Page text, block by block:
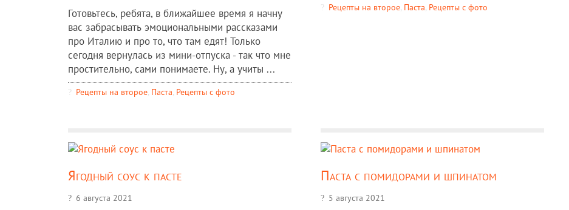
Готовьтесь, ребята, в ближайшее время я начну
вас забрасывать эмоциональными рассказами
про Италию и про то, что там едят! Только
сегодня вернулась из мини-отпуска - так что мне
простительно, сами понимаете. Ну, а учиты ...
Рецепты на второе, Паста, Рецепты c фото
Рецепты на второе, Паста, Рецепты c фото
Ягодный соус к пасте
6 августа 2021
Паста с помидорами и шпинатом
5 августа 2021